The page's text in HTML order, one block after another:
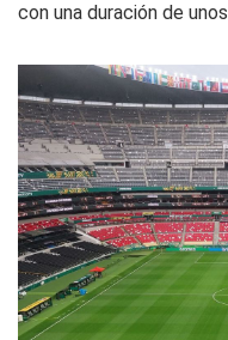
con una duración de